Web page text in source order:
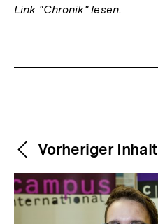
Link "Chronik" lesen.
Weitere
Inhalte
Content-
Navigation
Vorheriger Inhalt